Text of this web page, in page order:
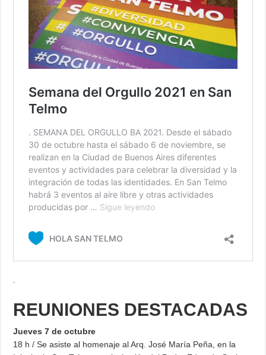
REUNIONES DESTACADAS
Jueves 7 de octubre
18 h / Se asiste al homenaje al Arq. José María Peña, en la